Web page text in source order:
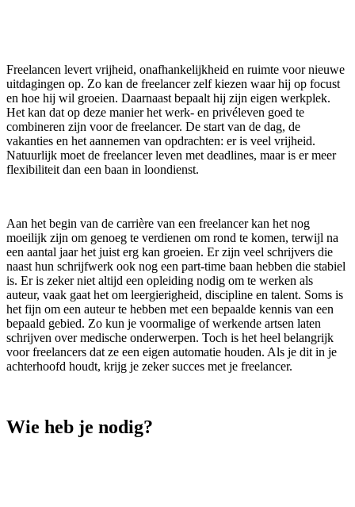
Freelancen levert vrijheid, onafhankelijkheid en ruimte voor nieuwe
uitdagingen op. Zo kan de freelancer zelf kiezen waar hij op focust
en hoe hij wil groeien. Daarnaast bepaalt hij zijn eigen werkplek.
Het kan dat op deze manier het werk- en privéleven goed te
combineren zijn voor de freelancer. De start van de dag, de
vakanties en het aannemen van opdrachten: er is veel vrijheid.
Natuurlijk moet de freelancer leven met deadlines, maar is er meer
flexibiliteit dan een baan in loondienst.
Aan het begin van de carrière van een freelancer kan het nog
moeilijk zijn om genoeg te verdienen om rond te komen, terwijl na
een aantal jaar het juist erg kan groeien. Er zijn veel schrijvers die
naast hun schrijfwerk ook nog een part-time baan hebben die stabiel
is. Er is zeker niet altijd een opleiding nodig om te werken als
auteur, vaak gaat het om leergierigheid, discipline en talent. Soms is
het fijn om een auteur te hebben met een bepaalde kennis van een
bepaald gebied. Zo kun je voormalige of werkende artsen laten
schrijven over medische onderwerpen. Toch is het heel belangrijk
voor freelancers dat ze een eigen automatie houden. Als je dit in je
achterhoofd houdt, krijg je zeker succes met je freelancer.
Wie heb je nodig?